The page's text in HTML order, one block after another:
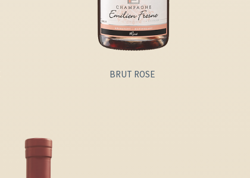
BRUT ROSE